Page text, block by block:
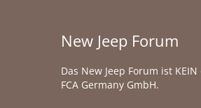
New Jeep Forum
Das New Jeep Forum ist
FCA Germany GmbH.